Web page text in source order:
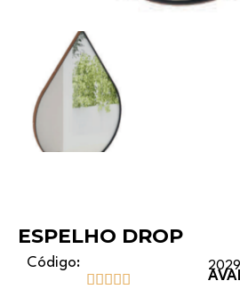
ESPELHO DROP
Código: 2029
